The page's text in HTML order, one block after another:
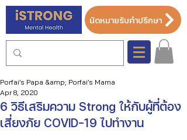
นัดหมายรับคำปรึกษา
6 วิธีเสริมความ Strong ให้กับผู้ที่ต้อง
เสี่ยงภัย COVID-19 ไปทำงาน
Porfai’s Papa &amp; Porfai’s Mama
Apr 8, 2020